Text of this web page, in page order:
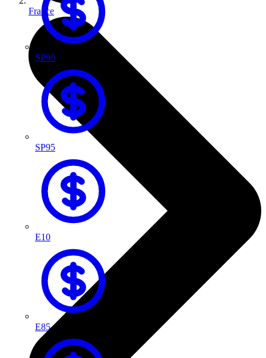
SP98
SP95
E10
E85
France